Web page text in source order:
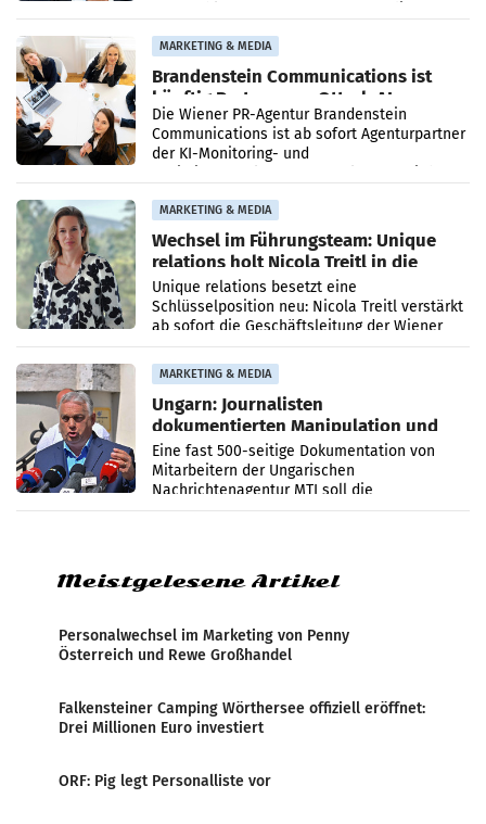
MARKETING & MEDIA
Brandenstein Communications ist
künftig Partner von OtterlyAI
Die Wiener PR-Agentur Brandenstein
Communications ist ab sofort Agenturpartner
der KI-Monitoring- und
MARKETING & MEDIA
Wechsel im Führungsteam: Unique
relations holt Nicola Treitl in die
Geschäftsleitung
Unique relations besetzt eine
Schlüsselposition neu: Nicola Treitl verstärkt
ab sofort die Geschäftsleitung der Wiener
PR-Agentur an der Seite von Josef Kalina und
Anna Kalina-Mahr.
MARKETING & MEDIA
Ungarn: Journalisten
dokumentierten Manipulation und
Zensur
Eine fast 500-seitige Dokumentation von
Mitarbeitern der Ungarischen
Nachrichtenagentur MTI soll die
systematische Nachrichten-Manipulation und
Meistgelesene Artikel
Personalwechsel im Marketing von Penny
Österreich und Rewe Großhandel
Falkensteiner Camping Wörthersee offiziell eröffnet:
Drei Millionen Euro investiert
ORF: Pig legt Personalliste vor